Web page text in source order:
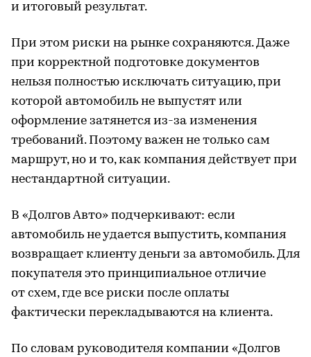
и итоговый результат.
При этом риски на рынке сохраняются. Даже
при корректной подготовке документов
нельзя полностью исключать ситуацию, при
которой автомобиль не выпустят или
оформление затянется из-за изменения
требований. Поэтому важен не только сам
маршрут, но и то, как компания действует при
нестандартной ситуации.
В «Долгов Авто» подчеркивают: если
автомобиль не удается выпустить, компания
возвращает клиенту деньги за автомобиль. Для
покупателя это принципиальное отличие
от схем, где все риски после оплаты
фактически перекладываются на клиента.
По словам руководителя компании «Долгов